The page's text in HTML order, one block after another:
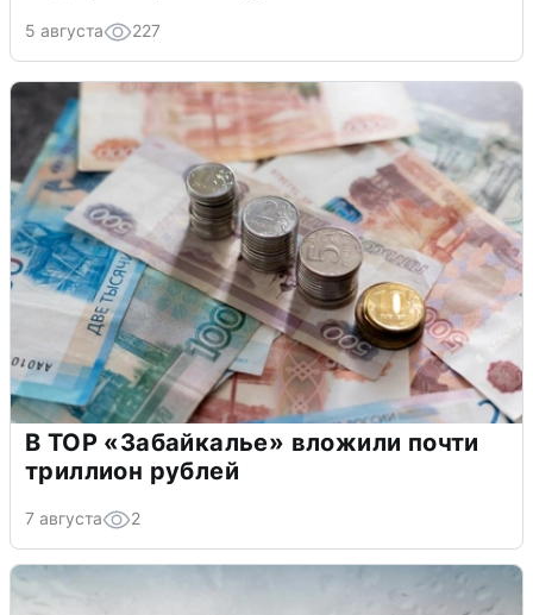
5 августа 227
В ТОР «Забайкалье» вложили почти
триллион рублей
7 августа 2